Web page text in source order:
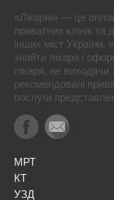
«Лікарні» — це
приватних клінік та
інших міст
знайти лікаря і
лікаря, не виходячи
рекомендовані
послуги
МРТ
КТ
УЗД